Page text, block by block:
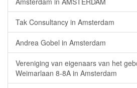
Tak Consultancy in Amsterdam
Andrea Gobel in Amsterdam
Vereniging van eigenaars van het
Weimarlaan 8-8A in Amsterdam